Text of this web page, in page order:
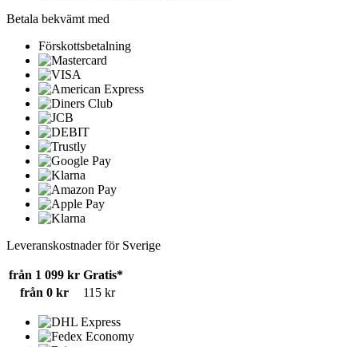
Betala bekvämt med
Förskottsbetalning
Leveranskostnader för Sverige
från 1 099 kr Gratis*
från 0 kr
115 kr